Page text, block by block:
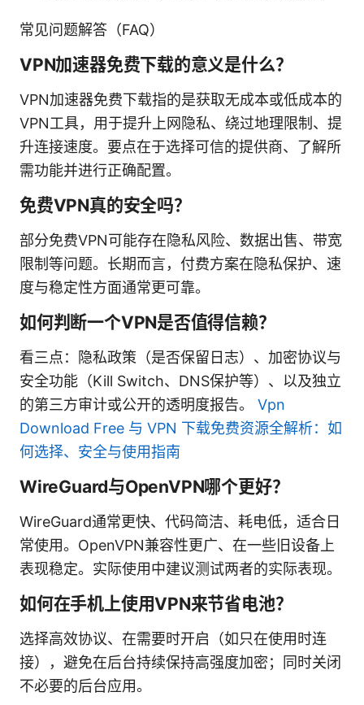
常见问题解答（FAQ）
VPN加速器免费下载的意义是什么？
VPN加速器免费下载指的是获取无成本或低成本的
VPN工具，用于提升上网隐私、绕过地理限制、提
升连接速度。要点在于选择可信的提供商、了解所
需功能并进行正确配置。
免费VPN真的安全吗？
部分免费VPN可能存在隐私风险、数据出售、带宽
限制等问题。长期而言，付费方案在隐私保护、速
度与稳定性方面通常更可靠。
如何判断一个VPN是否值得信赖？
看三点：隐私政策（是否保留日志）、加密协议与
安全功能（Kill Switch、DNS保护等）、以及独立
的第三方审计或公开的透明度报告。 Vpn
Download Free 与 VPN 下载免费资源全解析：如
何选择、安全与使用指南
WireGuard与OpenVPN哪个更好？
WireGuard通常更快、代码简洁、耗电低，适合日
常使用。OpenVPN兼容性更广、在一些旧设备上
表现稳定。实际使用中建议测试两者的实际表现。
如何在手机上使用VPN来节省电池？
选择高效协议、在需要时开启（如只在使用时连
接），避免在后台持续保持高强度加密；同时关闭
不必要的后台应用。